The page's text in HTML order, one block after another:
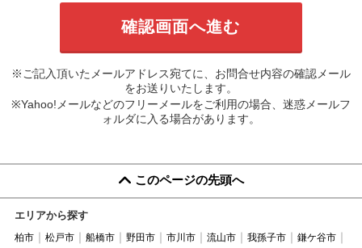
※ご記入頂いたメールアドレス宛てに、お問合せ内容の確認メール
をお送りいたします。
※Yahoo!メールなどのフリーメールをご利用の場合、迷惑メールフ
ォルダに入る場合があります。
このページの先頭へ
エリアから探す
柏市 松戸市 船橋市 野田市 市川市 流山市 我孫子市
鎌ケ谷市